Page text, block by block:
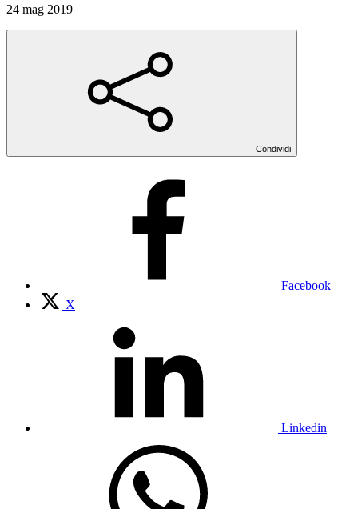
24 mag 2019
Condividi
Facebook
X
Linkedin